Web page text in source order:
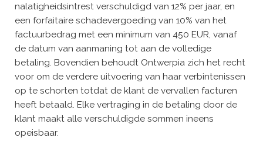
nalatigheidsintrest verschuldigd van 12% per jaar, en
een forfaitaire schadevergoeding van 10% van het
factuurbedrag met een minimum van 450 EUR, vanaf
de datum van aanmaning tot aan de volledige
betaling. Bovendien behoudt Ontwerpia zich het recht
voor om de verdere uitvoering van haar verbintenissen
op te schorten totdat de klant de vervallen facturen
heeft betaald. Elke vertraging in de betaling door de
klant maakt alle verschuldigde sommen ineens
opeisbaar.